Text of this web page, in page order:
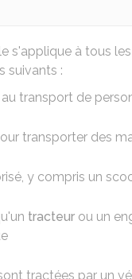
s'applique à tous
suivants :
transport de
transporter des
y compris un
tracteur ou un
tractées par un